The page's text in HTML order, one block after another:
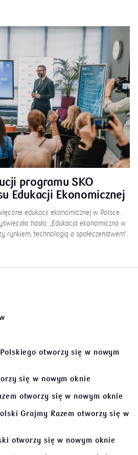
programu SKO
Edukacji Ekonomicznej
edukacji ekonomicznej w Polsce.
hasło: „Edukacja ekonomiczna w
rynkiem, technologią a społeczeństwem”.
otworzy się w nowym
się w nowym oknie
otworzy się w nowym oknie
Grajmy Razemotworzy się w
otworzy się w nowym oknie